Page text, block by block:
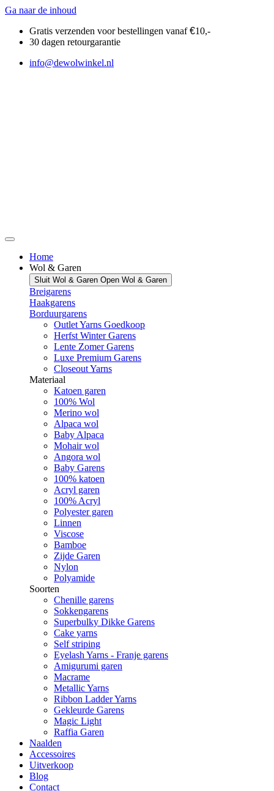
Ga naar de inhoud
Gratis verzenden voor bestellingen vanaf€10,-
30 dagen retourgarantie
info@dewolwinkel.nl
Home
Wol & Garen
Sluit Wol & Garen Open Wol & Garen
Breigarens
Haakgarens
Borduurgarens
Outlet Yarns Goedkoop
Herfst Winter Garens
Lente Zomer Garens
Luxe Premium Garens
Closeout Yarns
Materiaal
Katoen garen
100% Wol
Merino wol
Alpaca wol
Baby Alpaca
Mohair wol
Angora wol
Baby Garens
100% katoen
Acryl garen
100% Acryl
Polyester garen
Linnen
Viscose
Bamboe
Zijde Garen
Nylon
Polyamide
Soorten
Chenille garens
Sokkengarens
Superbulky Dikke Garens
Cake yarns
Self striping
Eyelash Yarns - Franje garens
Amigurumi garen
Macrame
Metallic Yarns
Ribbon Ladder Yarns
Gekleurde Garens
Magic Light
Raffia Garen
Naalden
Accessoires
Uitverkoop
Blog
Contact